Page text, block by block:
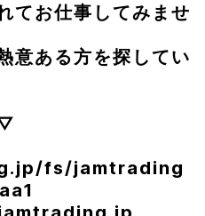
てお仕事してみませ
意ある方を探してい
fs/jamtrading